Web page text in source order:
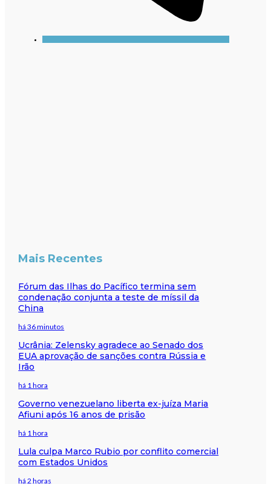
Mais Recentes
Fórum das Ilhas do Pacífico termina sem
condenação conjunta a teste de míssil da
China
há 36 minutos
Ucrânia: Zelensky agradece ao Senado dos
EUA aprovação de sanções contra Rússia e
Irão
há 1 hora
Governo venezuelano liberta ex-juíza Maria
Afiuni após 16 anos de prisão
há 1 hora
Lula culpa Marco Rubio por conflito comercial
com Estados Unidos
há 2 horas